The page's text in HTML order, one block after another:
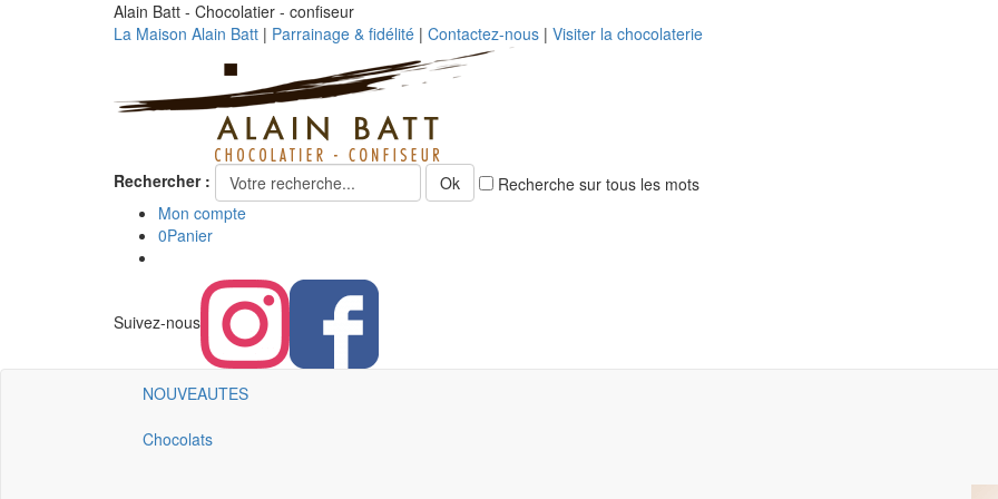
Alain Batt - Chocolatier - confiseur
La Maison Alain Batt | Parrainage & fidélité | Contactez-nous | Visiter la chocolaterie
Rechercher : Ok
Recherche sur tous les mots
Mon compte
0Panier
Suivez-nous
NOUVEAUTES
Chocolats